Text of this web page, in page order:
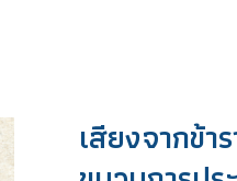
เสียงจากข้